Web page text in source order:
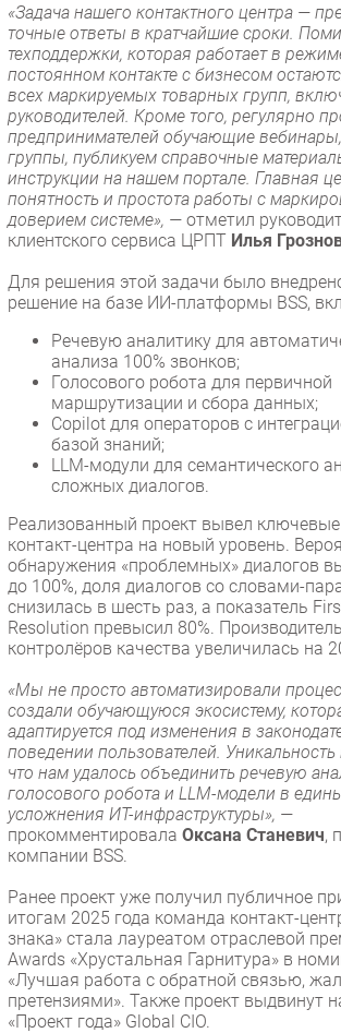
«Задача нашего контактного центра —
точные ответы в кратчайшие сроки.
техподдержки, которая работает в
постоянном контакте с бизнесом
всех маркируемых товарных групп,
руководителей. Кроме того, регулярно
предпринимателей обучающие
группы, публикуем справочные
инструкции на нашем портале. Главная
понятность и простота работы с
доверием системе», — отметил
клиентского сервиса ЦРПТ Илья
Для решения этой задачи было
решение на базе ИИ-платформы BSS,
Речевую аналитику для
анализа 100% звонков;
Голосового робота для первичной
маршрутизации и сбора данных;
Copilot для операторов с
базой знаний;
LLM-модули для семантического
сложных диалогов.
Реализованный проект вывел ключевые
контакт-центра на новый уровень.
обнаружения «проблемных» диалогов
до 100%, доля диалогов со словами-
снизилась в шесть раз, а показатель
Resolution превысил 80%.
контролёров качества увеличилась на
«Мы не просто автоматизировали
создали обучающуюся экосистему,
адаптируется под изменения в
поведении пользователей. Уникальность
что нам удалось объединить речевую
голосового робота и LLM-модели в
усложнения ИТ-инфраструктуры», —
прокомментировала Оксана Станевич,
компании BSS.
Ранее проект уже получил публичное
итогам 2025 года команда контакт-
знака» стала лауреатом отраслевой
Awards «Хрустальная Гарнитура» в
«Лучшая работа с обратной связью,
претензиями». Также проект выдвинут
«Проект года» Global CIO.